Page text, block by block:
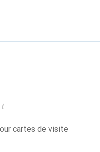
i
cartes de visite